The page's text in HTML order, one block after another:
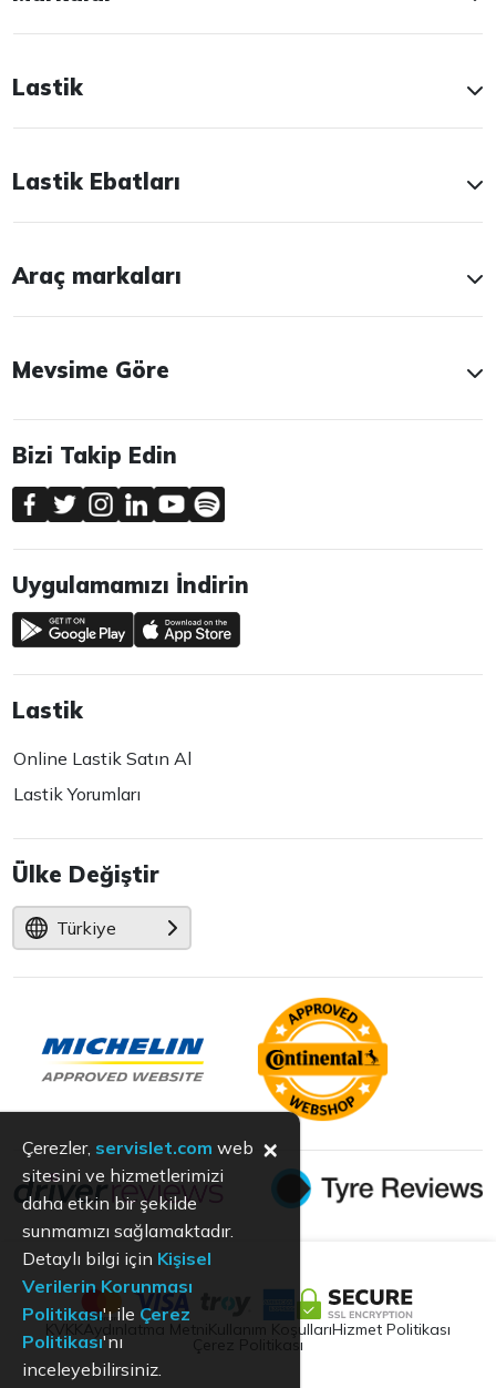
Lastik
Lastik Ebatları
Araç markaları
Mevsime Göre
Bizi Takip Edin
Uygulamamızı İndirin
Lastik
Online Lastik Satın Al
Lastik Yorumları
Ülke Değiştir
Türkiye
Aydınlatma Metni Kullanım KoşullarıHizmet Politikası
Çerez Politikası
Çerezler, servislet.com web
sitesini ve hizmetlerimizi
daha etkin bir şekilde
sunmamızı sağlamaktadır.
Detaylı bilgi için Kişisel
Verilerin Korunması
Politikası'ı ile Çerez
Politikası'nı
inceleyebilirsiniz.
×